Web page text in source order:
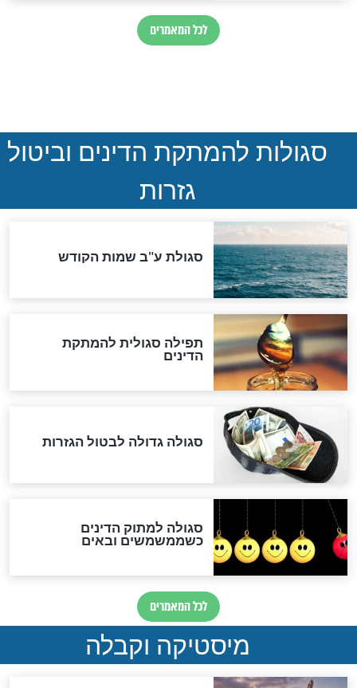
הותר לפרסום: לוחמי מילואים
נהרגו בדרום לבנון
ואיראן: בלי שקיפות ועם הרבה
סימני שאלה
המסמך האבוד שנחשף
במרתפי מוסקבה: כתב היד
הנדיר של הרשב"ם התגלה
"מודה לקב"ה על כל השנים"
לכל המאמרים
אחרית הימים
האם אפשר לחשב את הקץ?